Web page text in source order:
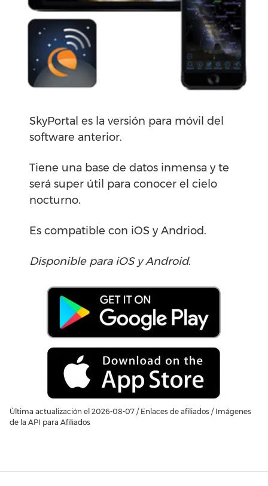
SkyPortal es la versión para móvil del
software anterior.
Tiene una base de datos inmensa y te
será super útil para conocer el cielo
nocturno.
Es compatible con iOS y Andriod.
Disponible para iOS y Android.
Última actualización el 2026-08-07 / Enlaces de afiliados / Imágenes
de la API para Afiliados